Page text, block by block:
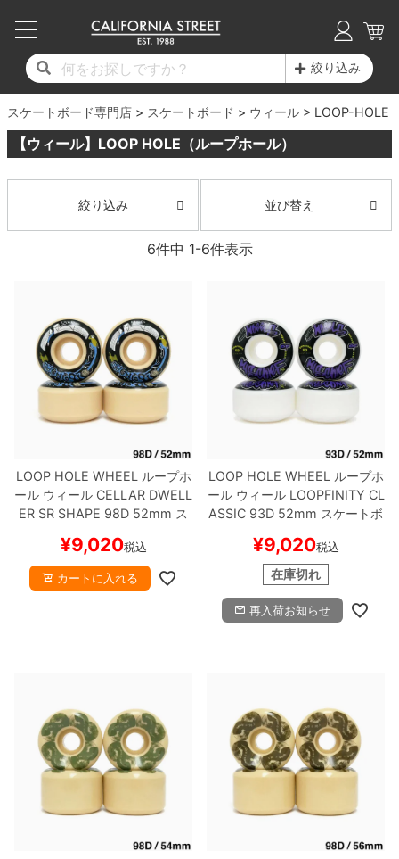
絞り込み
スケートボード専門店 スケートボード ウィール LOOP-HOLE
【ウィール】LOOP HOLE（ループホール）
絞り込み 並び替え
6件中 1-6件表示
LOOP HOLE WHEEL
ループホ
ール ウィール CELLAR DWELL
ER SR SHAPE 98D 52mm ス
¥9,020税込
カートに入れる
LOOP HOLE WHEEL
ループホ
ールウィールLOOPFINITY CL
ASSIC 93D 52mm スケートボ
¥9,020税込
在庫切れ
再入荷お知らせ
17時までのご注文は当日発送！
11,000円以上で送料無料！
毎月1日はポイント5倍！10日と20日は3倍！
コンプリートセット（完成品）
デッキ
17時までのご注文は当日発送！
11,000円以上で送料無料！
毎月1日はポイント5倍！10日と20日は3倍！
デッキ新着一覧
デッキブランド一覧（全てのデッキ）
サイズからデッキを選ぶ
子供用デッキ
7.0inch以下
7.2inch
7.7inch
7.8inch
8.0inch
8.1inch
8.2inch
8.5inch
8.6inch
17時までのご注文は当日発送！
11,000円以上で送料無料！
毎月1日はポイント5倍！10日と20日は3倍！
トラック新着一覧
トラックブランド一覧（全てのトラック）
適合デッキサイズから選ぶ
7.0inch以下
7.2inch
7.3inch
7.8inch
7.9inch
8.1inch
8.2inch
8.3inch
8.6inch
8.7inch
17時までのご注文は当日発送！
11,000円以上で送料無料！
毎月1日はポイント5倍！10日と20日は3倍！
ウィール新着一覧
ウィールブランド一覧（全てのウィール）
ウィールをサイズから選ぶ
50mm
51mm
52mm
56mm
57mm
59mm
60mm
62mm
70mm
ボーンズ XF（エックスフォーミュラ）
ボーンズ STF（エスティーエフ）
パウエルペラルタ DF（ドラゴンフォーミュ
ラ）
ソフトウィール（クルーザー）
ベアリング
デッキテープ
パーツ・その他
ヘルメット・パッド
練習用アイテム（初心者におすすめ）
メディア（雑誌・DVD・CD）
17時までのご注文は当日発送！
11,000円以上で送料無料！
毎月1日はポイント5倍！10日と20日は3倍！
シューズ新着一覧
シューズブランド一覧
シューズをサイズから選ぶ
20cm
21cm
22cm
24cm
24.5cm
25.5cm
26cm
26.5cm
28.5cm
インソール
シューレース・その他
17時までのご注文は当日発送！
11,000円以上で送料無料！
毎月1日はポイント5倍！10日と20日は3倍！
Tシャツ
ロングスリーブTシャツ
トレーナー・セーター
パンツ
長袖ボタンシャツ
半袖シャツ
アンダーウエア
サイズの測り方
17時までのご注文は当日発送！
11,000円以上で送料無料！
毎月1日はポイント5倍！10日と20日は3倍！
最新ブログ一覧
カテゴリー
17時までのご注文は当日発送！
11,000円以上で送料無料！
毎月1日はポイント5倍！10日と20日は3倍！
初心者の方へ
ブランド紹介
INFO
スケートパーク情報
17時までのご注文は当日発送！
11,000円以上で送料無料！
毎月1日はポイント5倍！10日と20日は3倍！
店舗情報
ショップライダー紹介
求人情報
プライバシーポリシー
特定商取引法に基づく表記